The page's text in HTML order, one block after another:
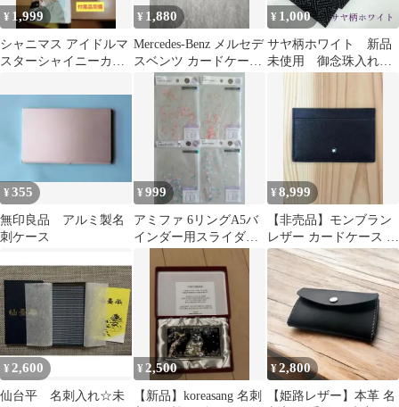
¥ 1,999
シャニマス アイドルマ
スターシャイニーカラ
ス＋BOOK
¥ 1,880
Mercedes-Benz メルセデ
スベンツ カードケース
名刺入れ ノベルティ
¥ 1,000
サヤ柄ホワイト 新品
未使用 御念珠入れ
¥355
無印良品 アルミ製名
刺ケース
¥999
アミファ 6リングA5バ
インダー用スライダー
ポケットラベンダーミ
ント 計4枚
¥8,999
【非売品】モンブラン
レザー カードケース ダ
ークブラウン ホワイト
スター
¥ 2,600
仙台平 名刺入れ☆未
¥ 2,500
【新品】koreasang 名刺
¥2,800
【姫路レザー】本革 名